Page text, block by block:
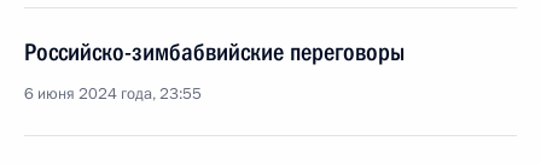
Российско-зимбабвийские переговоры
6 июня 2024 года, 23:55